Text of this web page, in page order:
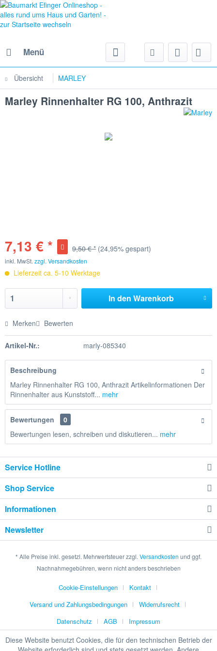
Menü
Übersicht MARLEY
Marley Rinnenhalter RG 100, Anthrazit
7,13 € * 9,50 € * (24,95% gespart)
inkl. MwSt. zzgl. Versandkosten
Lieferzeit ca. 5-10 Werktage
In den Warenkorb
Merken Bewerten
Artikel-Nr.: marly-085340
Beschreibung
Marley Rinnenhalter RG 100, Anthrazit Artikelinformationen Der
Rinnenhalter aus Kunststoff... mehr
Bewertungen
0
Bewertungen lesen, schreiben und diskutieren... mehr
Service Hotline
Shop Service
Informationen
Newsletter
* Alle Preise inkl. gesetzl. Mehrwertsteuer zzgl. Versandkosten und ggf.
Nachnahmegebühren, wenn nicht anders beschrieben
Cookie-Einstellungen
Kontakt
Versand und Zahlungsbedingungen
Widerrufsrecht
Datenschutz
AGB Impressum
Diese Website benutzt Cookies, die für den technischen Betrieb der